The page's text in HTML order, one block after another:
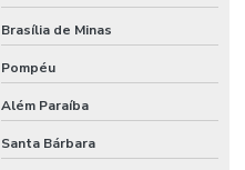
Brasília de Minas
Pompéu
Além Paraíba
Santa Bárbara